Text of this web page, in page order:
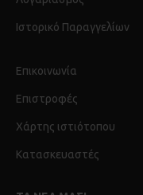
Ιστορικό Παραγγελίων
Επικοινωνία
Επιστροφές
Χάρτης ιστιότοπου
Κατασκευαστές